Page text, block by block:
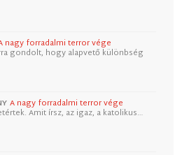
nagy forradalmi terror vége
gondolt, hogy alapvető különbség
A nagy forradalmi terror vége
Amit írsz, az igaz, a katolikus…